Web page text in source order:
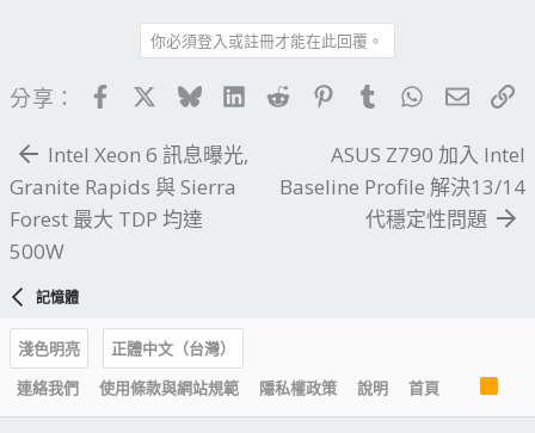
你必須登入或註冊才能在此回覆。
分享： FacebookBlueskyLinkedIn
Reddit PinterestTumblrWhatsApp
電子
Intel Xeon 6 訊息曝光,
Granite Rapids 與 Sierra
Forest 最大 TDP 均達
500W
ASUS Z790 加入 Intel
Baseline Profile 解決13/14
代穩定性問題
記憶體
淺色明亮
正體中文（台灣）
連絡我們
使用條款與網站規範 隱私權政策 說明 首頁
R
S
S